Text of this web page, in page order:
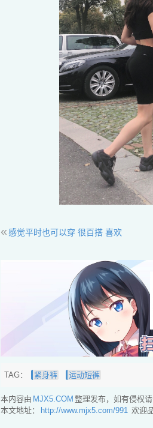
«感觉平时也可以穿 很百搭 喜欢
TAG： 紧身裤 运动短裤
本内容由 MJX5.COM 整理发布，如有侵权
本文地址：
http://www.mjx5.com/991 欢迎